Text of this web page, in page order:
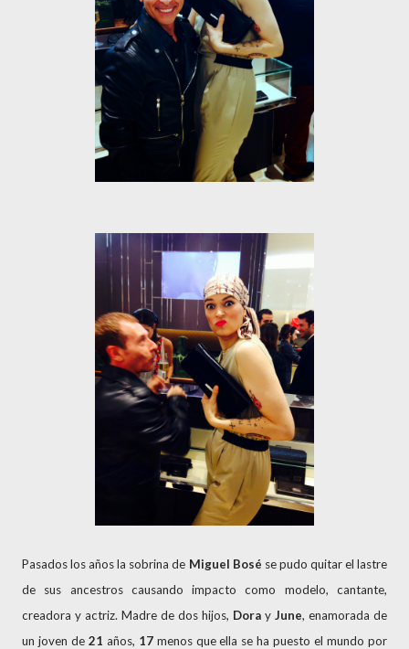
Pasados los años la sobrina de Miguel Bosé se pudo quitar el lastre
de sus ancestros causando impacto como modelo, cantante,
creadora y actriz. Madre de dos hijos, Dora y June, enamorada de
un joven de 21 años, 17 menos que ella se ha puesto el mundo por